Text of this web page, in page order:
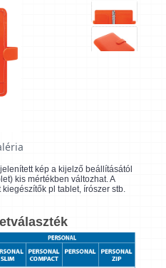
kép a kijelző beállításától
kis mértékben változhat. A
pl tablet, írószer stb.